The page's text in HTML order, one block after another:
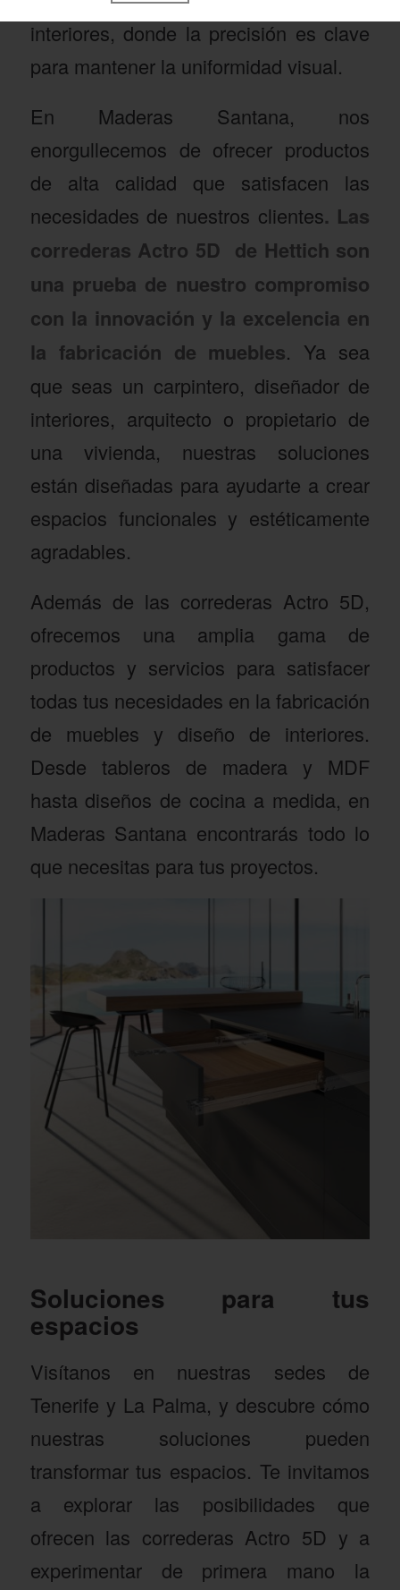
interiores, donde la precisión es clave
para mantener la uniformidad visual.
En Maderas Santana, nos
enorgullecemos de ofrecer productos
de alta calidad que satisfacen las
necesidades de nuestros clientes. Las
correderas Actro 5D de Hettich son
una prueba de nuestro compromiso
con la innovación y la excelencia en
la fabricación de muebles. Ya sea
que seas un carpintero, diseñador de
interiores, arquitecto o propietario de
una vivienda, nuestras soluciones
están diseñadas para ayudarte a crear
espacios funcionales y estéticamente
agradables.
Además de las correderas Actro 5D,
ofrecemos una amplia gama de
productos y servicios para satisfacer
todas tus necesidades en la fabricación
de muebles y diseño de interiores.
Desde tableros de madera y MDF
hasta diseños de cocina a medida, en
Maderas Santana encontrarás todo lo
que necesitas para tus proyectos.
Soluciones para tus
espacios
Visítanos en nuestras sedes de
Tenerife y La Palma, y descubre cómo
nuestras soluciones pueden
transformar tus espacios. Te invitamos
a explorar las posibilidades que
ofrecen las correderas Actro 5D y a
experimentar de primera mano la